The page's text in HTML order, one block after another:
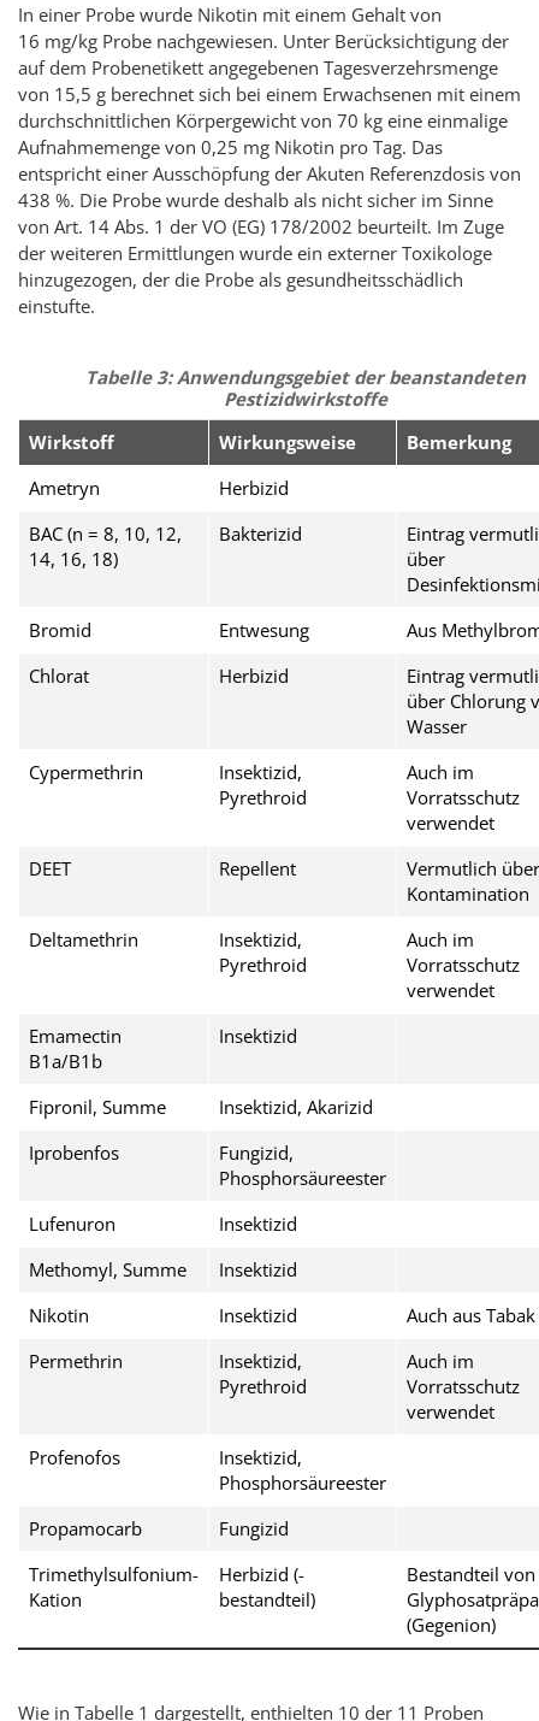
In einer Probe wurde Nikotin mit einem Gehalt von
16 mg/kg Probe nachgewiesen. Unter Berücksichtigung der
auf dem Probenetikett angegebenen Tagesverzehrsmenge
von 15,5 g berechnet sich bei einem Erwachsenen mit einem
durchschnittlichen Körpergewicht von 70 kg eine einmalige
Aufnahmemenge von 0,25 mg Nikotin pro Tag. Das
entspricht einer Ausschöpfung der Akuten Referenzdosis von
438 %. Die Probe wurde deshalb als nicht sicher im Sinne
von Art. 14 Abs. 1 der VO (EG) 178/2002 beurteilt. Im Zuge
der weiteren Ermittlungen wurde ein externer Toxikologe
hinzugezogen, der die Probe als gesundheitsschädlich
einstufte.
Tabelle 3: Anwendungsgebiet der beanstandeten
Pestizidwirkstoffe
Wirkstoff
Wirkungsweise
Bemerkung
Ametryn
Herbizid
BAC (n = 8, 10, 12,
14, 16, 18)
Bakterizid
Eintrag
über
Bromid
Entwesung
Aus
Chlorat
Herbizid
Eintrag
über Chlorung
Wasser
Cypermethrin
Insektizid,
Pyrethroid
Auch im
Vorratsschutz
verwendet
DEET
Repellent
Vermutlich über
Kontamination
Deltamethrin
Insektizid,
Pyrethroid
Auch im
Vorratsschutz
verwendet
Emamectin
B1a/B1b
Insektizid
Fipronil, Summe
Insektizid, Akarizid
Iprobenfos
Fungizid,
Phosphorsäureester
Lufenuron
Insektizid
Methomyl, Summe
Insektizid
Nikotin
Insektizid
Auch aus Tabak
Permethrin
Insektizid,
Pyrethroid
Auch im
Vorratsschutz
verwendet
Profenofos
Insektizid,
Phosphorsäureester
Propamocarb
Fungizid
Trimethylsulfonium-
Kation
Herbizid (-
bestandteil)
Bestandteil von
(Gegenion)
Wie in Tabelle 1 dargestellt, enthielten 10 der 11 Proben